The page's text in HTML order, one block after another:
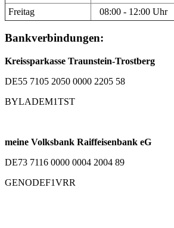
Freitag
08:00 - 12:00 Uhr
Bankverbindungen:
Kreissparkasse Traunstein-Trostberg
DE55 7105 2050 0000 2205 58
BYLADEM1TST
meine Volksbank Raiffeisenbank eG
DE73 7116 0000 0004 2004 89
GENODEF1VRR